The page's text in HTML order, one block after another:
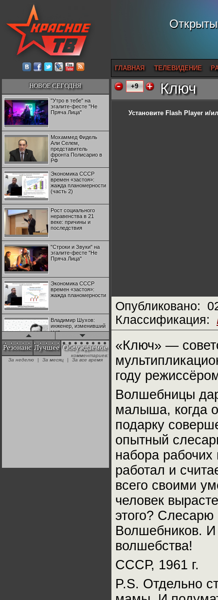
ГЛАВНАЯ ТЕЛЕВИДЕНИЕ
НОВОЕ СЕГОДНЯ
"Утро в тебе" на
эгалите-фесте "Не
Пряча Лица"
Мохаммед Фидель
Али Селем,
представитель
фронта Полисарио в
РФ
Экономика СССР
времен «застоя»:
жажда планомерности
(часть 2)
Рост социального
неравенства в 21
веке: причины и
последствия
"Строки и Звуки" на
эгалите-фесте "Не
Пряча Лица"
Экономика СССР
времен «застоя»:
жажда планомерности
Владимир Шухов:
инженер, изменивший
мир
"Аркадий Коц" на
эгалите-фесте "Не
Резонанс Лучшее Обсуждаемое
комментариев:
За неделю
| За месяц | За все время
+9 Ключ
Установите Flash Player и/
Опубликовано:
Классификация:
«Ключ» —
году
Волшебницы
малыша, когда
подарку
опытный
набора
работал и
всего своими
человек
этого?
Волшебников. И
волшебства!
СССР, 1961 г.
P.S. Отдельно